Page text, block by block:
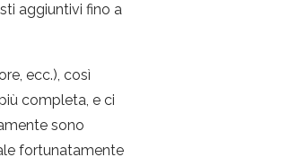
aggiuntivi fino a
ecc.), così
completa, e ci
sono
fortunatamente